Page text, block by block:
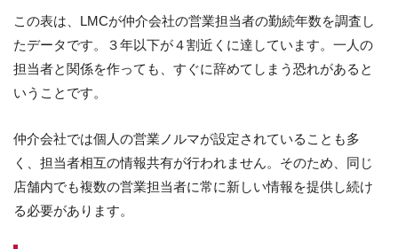
この表は、LMCが仲介会社の営業担当者の勤続年数を調査し
たデータです。３年以下が４割近くに達しています。一人の
担当者と関係を作っても、すぐに辞めてしまう恐れがあると
いうことです。
仲介会社では個人の営業ノルマが設定されていることも多
く、担当者相互の情報共有が行われません。そのため、同じ
店舗内でも複数の営業担当者に常に新しい情報を提供し続け
る必要があります。